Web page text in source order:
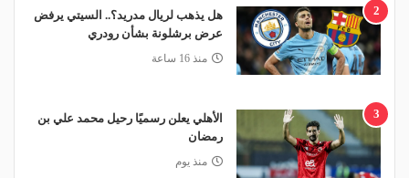
2
هل يذهب لريال مدريد؟.. السيتي يرفض
عرض برشلونة بشأن رودري
منذ 16 ساعة
3
الأهلي يعلن رسميًا رحيل محمد علي بن
رمضان
منذ يوم